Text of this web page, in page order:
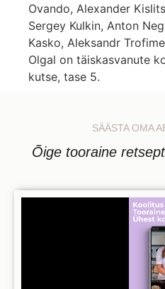
Ovando, Alexander
Sergey Kulkin, Anton
Kasko, Aleksandr
Olgal on täiskasvanute
kutse, tase 5.
SÄÄSTA OMA
Õige tooraine